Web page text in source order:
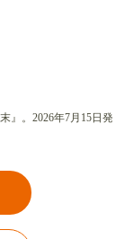
』。2026年7月15日発